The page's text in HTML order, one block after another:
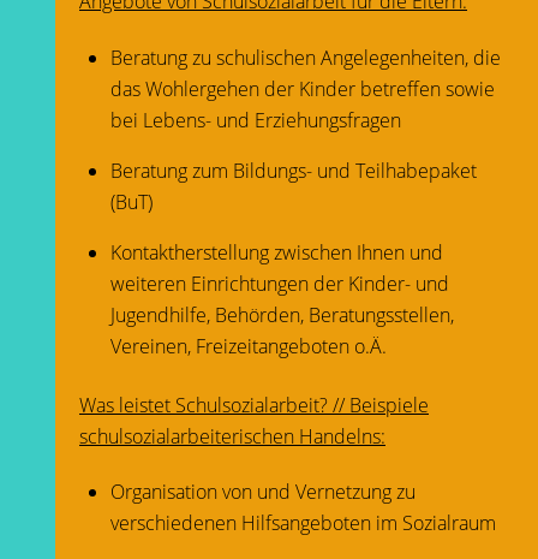
Beratung zu schulischen Angelegenheiten, die
das Wohlergehen der Kinder betreffen sowie
bei Lebens- und Erziehungsfragen
Beratung zum Bildungs- und Teilhabepaket
(BuT)
Kontaktherstellung zwischen Ihnen und
weiteren Einrichtungen der Kinder- und
Jugendhilfe, Behörden, Beratungsstellen,
Vereinen, Freizeitangeboten o.Ä.
Was leistet Schulsozialarbeit? // Beispiele
schulsozialarbeiterischen Handelns:
Organisation von und Vernetzung zu
verschiedenen Hilfsangeboten im Sozialraum